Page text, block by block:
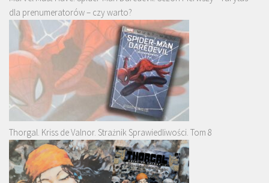
dla prenumeratorów – czy warto?
Thorgal. Kriss de Valnor. Strażnik Sprawiedliwości. Tom 8